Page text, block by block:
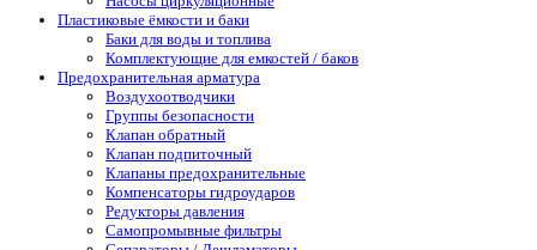
Пластиковые ёмкости и баки
Баки для воды и топлива
Комплектующие для емкостей / баков
Предохранительная арматура
Воздухоотводчики
Группы безопасности
Клапан обратный
Клапан подпиточный
Клапаны предохранительные
Компенсаторы гидроударов
Редукторы давления
Самопромывные фильтры